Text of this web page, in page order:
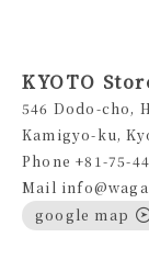
KYOTO
546 Dodo-cho,
Kamigyo-ku,
Phone +81-75-
Mail
google map